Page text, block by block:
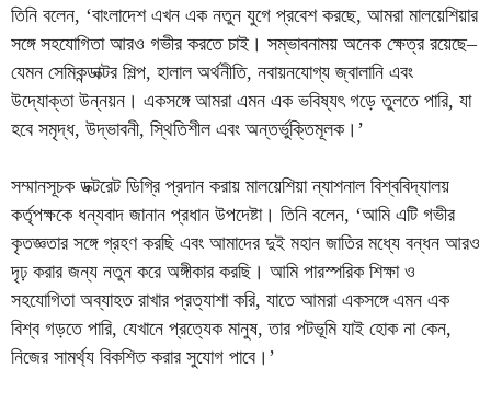
তিনি বলেন, ‘বাংলাদেশ এখন এক নতুন যুগে প্রবেশ করছে, আমরা মালয়েশিয়ার
সঙ্গে সহযোগিতা আরও গভীর করতে চাই। সম্ভাবনাময় অনেক ক্ষেত্র রয়েছে–
যেমন সেমিকন্ডাক্টর শিল্প, হালাল অর্থনীতি, নবায়নযোগ্য জ্বালানি এবং
উদ্যোক্তা উন্নয়ন। একসঙ্গে আমরা এমন এক ভবিষ্যৎ গড়ে তুলতে পারি, যা
হবে সমৃদ্ধ, উদ্ভাবনী, স্থিতিশীল এবং অন্তর্ভুক্তিমূলক।’
সম্মানসূচক ডক্টরেট ডিগ্রি প্রদান করায় মালয়েশিয়া ন্যাশনাল বিশ্ববিদ্যালয়
কর্তৃপক্ষকে ধন্যবাদ জানান প্রধান উপদেষ্টা। তিনি বলেন, ‘আমি এটি গভীর
কৃতজ্ঞতার সঙ্গে গ্রহণ করছি এবং আমাদের দুই মহান জাতির মধ্যে বন্ধন আরও
দৃঢ় করার জন্য নতুন করে অঙ্গীকার করছি। আমি পারস্পরিক শিক্ষা ও
সহযোগিতা অব্যাহত রাখার প্রত্যাশা করি, যাতে আমরা একসঙ্গে এমন এক
বিশ্ব গড়তে পারি, যেখানে প্রত্যেক মানুষ, তার পটভূমি যাই হোক না কেন,
নিজের সামর্থ্য বিকশিত করার সুযোগ পাবে।’